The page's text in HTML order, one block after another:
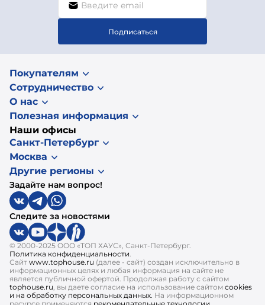
Подписаться
Покупателям
Сотрудничество
О нас
Полезная информация
Наши офисы
Санкт-Петербург
Москва
Другие регионы
Задайте нам вопрос!
Следите за новостями
© 2000-2025 ООО «ТОП ХАУС», Санкт-Петербург.
Политика конфиденциальности.
Сайт www.tophouse.ru (далее - сайт) создан исключительно в
информационных целях и любая информация на сайте не
является публичной офертой. Продолжая работу с сайтом
tophouse.ru, вы даете согласие на использование сайтом cookies
и на обработку персональных данных. На информационном